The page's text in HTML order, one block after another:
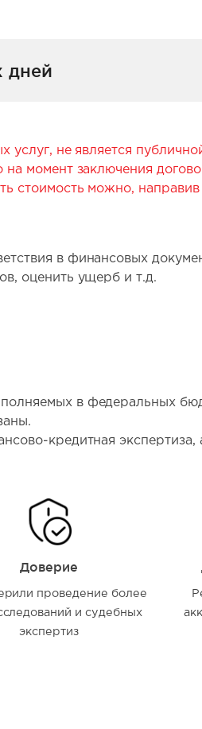
дней
не является
момент заключения
стоимость можно,
в финансовых
оценить ущерб и т.д.
в федеральных
кредитная
Доверие
проведение более
и судебных
экспертиз